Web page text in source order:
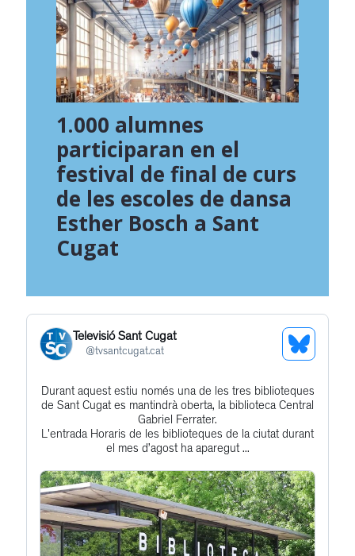
1.000 alumnes
participaran en el
festival de final de curs
de les escoles de dansa
Esther Bosch a Sant
Cugat
Televisió Sant Cugat
@tvsantcugat.cat
See
Profile
Get
to
this
post
Durant aquest estiu només una de les tres biblioteques
de Sant Cugat es mantindrà oberta, la biblioteca Central
Gabriel Ferrater.
L'entrada Horaris de les biblioteques de la ciutat durant
el mes d’agost ha aparegut ...